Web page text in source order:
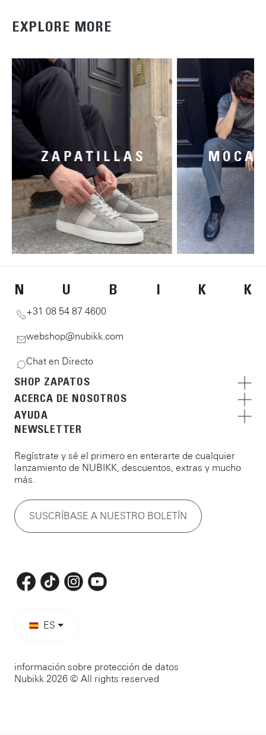
EXPLORE MORE
ZAPATILLAS
N U B I K K
+31 08 54 87 4600
webshop@nubikk.com
Chat en Directo
SHOP ZAPATOS
ACERCA DE NOSOTROS
AYUDA
NEWSLETTER
Regístrate y sé el primero en enterarte de cualquier
lanzamiento de NUBIKK, descuentos, extras y mucho
más.
SUSCRÍBASE A NUESTRO BOLETÍN
ES
información sobre protección de datos
Nubikk 2026 © All rights reserved